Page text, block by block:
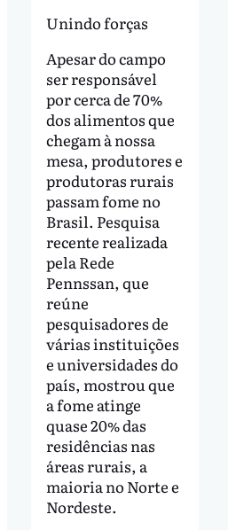
Unindo forças
Apesar do campo
ser responsável
por cerca de 70%
dos alimentos que
chegam à nossa
mesa, produtores e
produtoras rurais
passam fome no
Brasil. Pesquisa
recente realizada
pela Rede
Pennssan, que
reúne
pesquisadores de
várias instituições
e universidades do
país, mostrou que
a fome atinge
quase 20% das
residências nas
áreas rurais, a
maioria no Norte e
Nordeste.